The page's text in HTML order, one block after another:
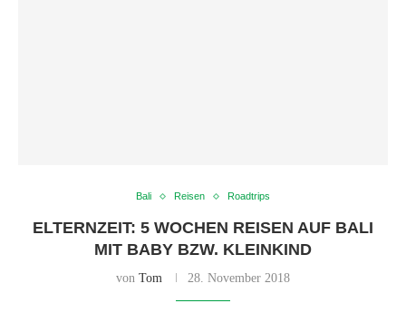
Bali Reisen Roadtrips
ELTERNZEIT: 5 WOCHEN REISEN AUF BALI
MIT BABY BZW. KLEINKIND
von Tom 28. November 2018